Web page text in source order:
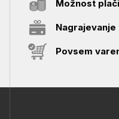
Možnost
Povsem